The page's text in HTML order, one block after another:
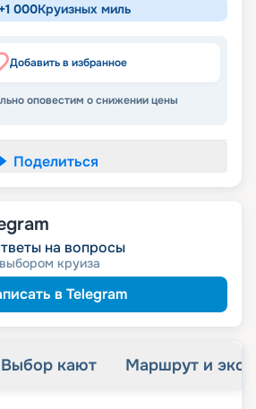
1 000Круизных миль
Добавить в избранное
оповестим о снижении цены
Поделиться
на вопросы
круиза
в Telegram
Выбор кают Маршрут и